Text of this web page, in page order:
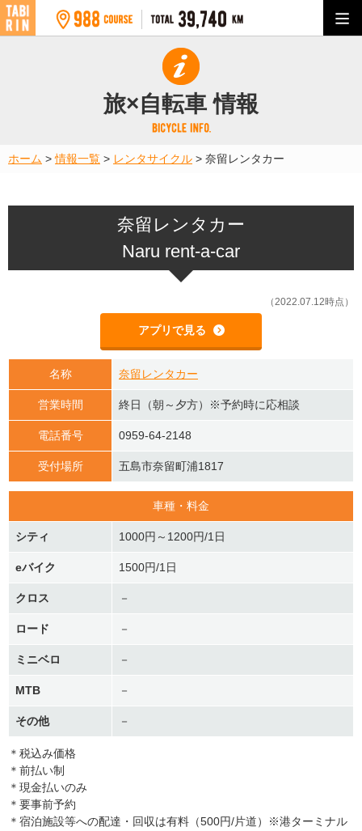
旅×自転車 情報
ホーム >情報一覧 > レンタサイクル > 奈留レンタカー
奈留レンタカー
Naru rent-a-car
（2022.07.12時点）
アプリで見る
名称 奈留レンタカー
営業時間 終日（朝～夕方）※予約時に応相談
電話番号 0959-64-2148
受付場所 五島市奈留町浦1817
車種・料金
シティ 1000円～1200円/1日
eバイク 1500円/1日
クロス －
ロード －
ミニベロ －
MTB －
その他 －
＊税込み価格
＊前払い制
＊現金払いのみ
＊要事前予約
＊宿泊施設等への配達・回収は有料（500円/片道）※港ターミナル